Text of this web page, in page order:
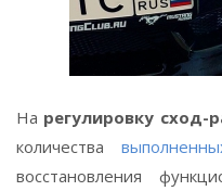
На регулировку сход-
количества
восстановления